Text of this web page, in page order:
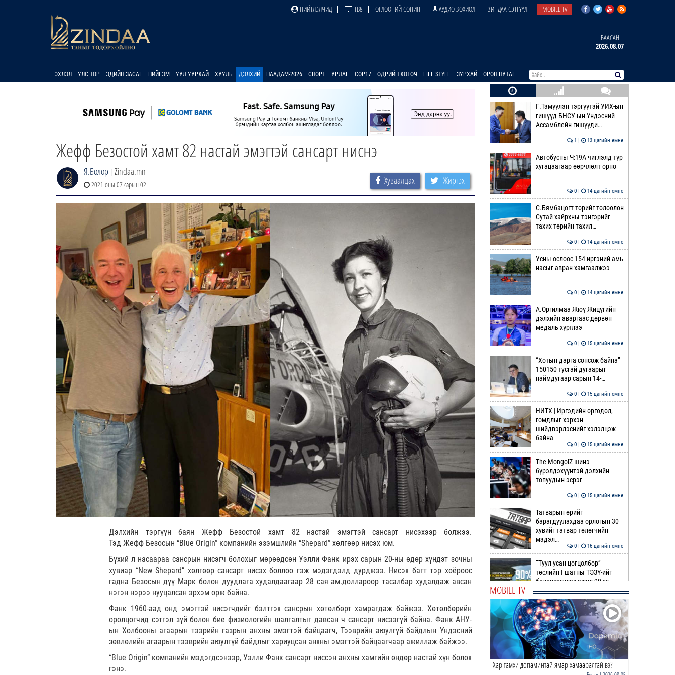
НИЙТЛЭЛЧИД ТВ8 ӨГЛӨӨНИЙ СОНИН АУДИО ЗОХИОЛ ЗИНДАА СЭТГҮҮЛ MOBILE TV
БААСАН
2026.08.07
ЭХЛЭЛ УЛС ТӨР ЭДИЙН ЗАСАГ НИЙГЭМ УУЛ УУРХАЙ ХУУЛЬ ДЭЛХИЙ НААДАМ-2026 СПОРТ УРЛАГ COP17 ӨДРИЙН ХӨТӨЧ LIFE STYLE ЗУРХАЙ ОРОН НУТАГ
Жефф Безостой хамт 82 настай эмэгтэй сансарт ниснэ
Я.Болор | Zindaa.mn
2021 оны 07 сарын 02 Хуваалцах Жиргэх
Дэлхийн тэргүүн баян Жефф Безостой хамт 82 настай эмэгтэй сансарт нисэхээр болжээ.
Тэд Жефф Безосын “Blue Origin” компанийн эзэмшлийн “Shepard” хөлгөөр нисэх юм.
Бүхий л насаараа сансрын нисэгч болохыг мөрөөдсөн Уэлли Фанк ирэх сарын 20-ны өдөр хүндэт зочны
хувиар “New Shepard” хөлгөөр сансарт нисэх боллоо гэж мэдэгдэлд дурджээ. Нисэх багт тэр хоёроос
гадна Безосын дүү Марк болон дуудлага худалдаагаар 28 сая ам.доллароор тасалбар худалдаж авсан
нэгэн нэрээ нууцалсан эрхэм орж байна.
Фанк 1960-аад онд эмэгтэй нисэгчдийг бэлтгэх сансрын хөтөлбөрт хамрагдаж байжээ. Хөтөлбөрийн
оролцогчид сэтгэл зүй болон бие физиологийн шалгалтыг давсан ч сансарт нисээгүй байна. Фанк АНУ-
ын Холбооны агаарын тээрийн газрын анхны эмэгтэй байцаагч, Тээврийн аюулгүй байдлын Үндэсний
зөвлөлийн агаарын тээврийн аюулгүй байдлыг хариуцсан анхны эмэгтэй байцаагчаар ажиллаж байжээ.
“Blue Origin” компанийн мэдэгдсэнээр, Уэлли Фанк сансарт ниссэн анхны хамгийн өндөр настай хүн болох
гэнэ.
Г.Тэмүүлэн тэргүүтэй УИХ-ын
гишүүд БНСУ-ын Үндэсний
Ассамблейн гишүүди…
1 | 13 цагийн өмнө
Автобусны Ч:19А чиглэлд түр
хугацаагаар өөрчлөлт орно
0 | 14 цагийн өмнө
С.Бямбацогт төрийг төлөөлөн
Сутай хайрхны тэнгэрийг
тахих төрийн тахил…
0 | 14 цагийн өмнө
Усны ослоос 154 иргэний амь
насыг авран хамгаалжээ
0 | 14 цагийн өмнө
А.Оргилмаа Жюү Жицүгийн
дэлхийн аваргаас дөрвөн
медаль хүртлээ
0 | 15 цагийн өмнө
“Хотын дарга сонсож байна”
150150 тусгай дугаарыг
наймдугаар сарын 14-…
0 | 15 цагийн өмнө
НИТХ | Иргэдийн өргөдөл,
гомдлыг хэрхэн
шийдвэрлэснийг хэлэлцэж
байна
0 | 15 цагийн өмнө
The MongolZ шинэ
бүрэлдэхүүнтэй дэлхийн
топуудын эсрэг
0 | 15 цагийн өмнө
Татварын өрийг
барагдуулахдаа орлогын 30
хувийг татвар төлөгчийн
мэдэл…
0 | 16 цагийн өмнө
“Туул усан цогцолбор”
төслийн I шатны ТЭЗҮ-ийг
боловсруулах ажил 90 ху…
Нийслэлийн иргэдийн
Төлөөлөгчдийн Хурлын
Ээлжит VIII хуралдаан
эхэллээ
0 | 17 цагийн өмнө
ТОО | Гадаад валютын нөөц
MOBILE TV
Хар тамхи допаминтай ямар хамааралтай вэ?